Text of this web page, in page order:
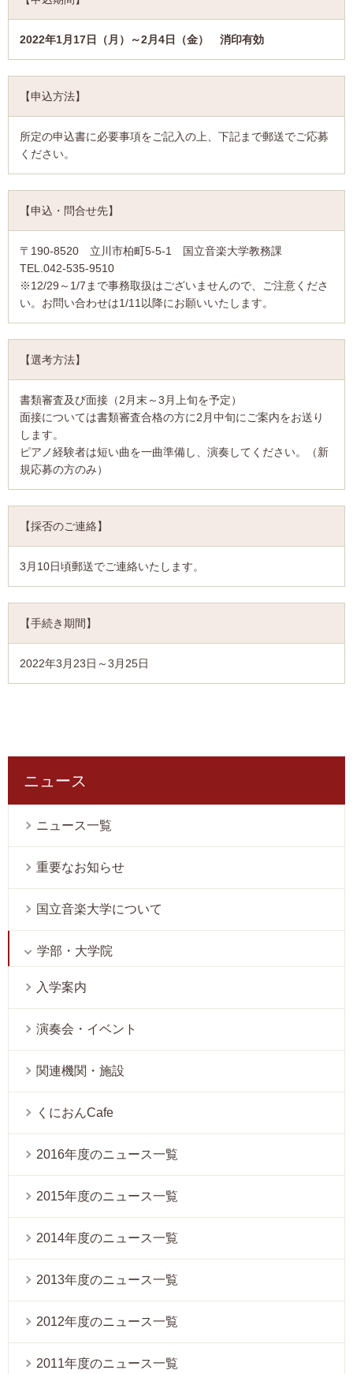
2022年1月17日（月）～2月4日（金） 消印有効
【申込方法】
所定の申込書に必要事項をご記入の上、下記まで郵送でご応募
ください。
【申込・問合せ先】
〒190-8520 立川市柏町5-5-1 国立音楽大学教務課
TEL.042-535-9510
※12/29～1/7まで事務取扱はございませんので、ご注意くださ
い。お問い合わせは1/11以降にお願いいたします。
【選考方法】
書類審査及び面接（2月末～3月上旬を予定）
面接については書類審査合格の方に2月中旬にご案内をお送り
します。
ピアノ経験者は短い曲を一曲準備し、演奏してください。（新
規応募の方のみ）
【採否のご連絡】
3月10日頃郵送でご連絡いたします。
【手続き期間】
2022年3月23日～3月25日
ニュース
ニュース一覧
重要なお知らせ
国立音楽大学について
学部・大学院
入学案内
演奏会・イベント
関連機関・施設
くにおんCafe
2016年度のニュース一覧
2015年度のニュース一覧
2014年度のニュース一覧
2013年度のニュース一覧
2012年度のニュース一覧
2011年度のニュース一覧